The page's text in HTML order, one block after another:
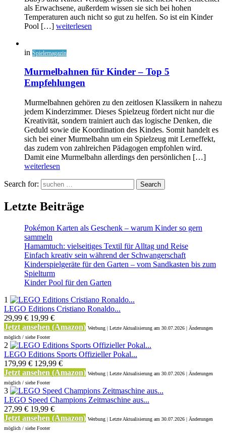
als Erwachsene, außerdem wissen sie sich bei hohen
Temperaturen auch nicht so gut zu helfen. So ist ein Kinder
Pool […] weiterlesen
in Spielemagazin
Murmelbahnen für Kinder – Top 5
Empfehlungen
Murmelbahnen gehören zu den zeitlosen Klassikern in nahezu
jedem Kinderzimmer. Dieses Spielzeug fördert nicht nur die
Kreativität, sondern trainiert auch das logische Denken, die
Geduld sowie die Koordination des Kindes. Somit handelt es
sich bei einer Murmelbahn um ein Spielzeug mit Lerneffekt,
das zudem von zahlreichen Pädagogen empfohlen wird.
Damit eine Murmelbahn allerdings den persönlichen […]
weiterlesen
Search for: Search
Letzte Beiträge
Pokémon Karten als Geschenk – warum Kinder so gern
sammeln
Hamamtuch: vielseitiges Textil für Alltag und Reise
Einfach kreativ sein während der Schwangerschaft
Kinderspielgeräte für den Garten – vom Sandkasten bis zum
Spielturm
Kinder Pool für den Garten
1
LEGO Editions Cristiano Ronaldo...
29,99 € 19,99 €
Jetzt ansehen (Amazon) Werbung | Letzte Aktualisierung am 30.07.2026 | Änderungen
möglich / siehe Footer
2
LEGO Editions Sports Offizieller Pokal...
179,99 € 129,99 €
Jetzt ansehen (Amazon) Werbung | Letzte Aktualisierung am 30.07.2026 | Änderungen
möglich / siehe Footer
3
LEGO Speed Champions Zeitmaschine aus...
27,99 € 19,99 €
Jetzt ansehen (Amazon) Werbung | Letzte Aktualisierung am 30.07.2026 | Änderungen
möglich / siehe Footer